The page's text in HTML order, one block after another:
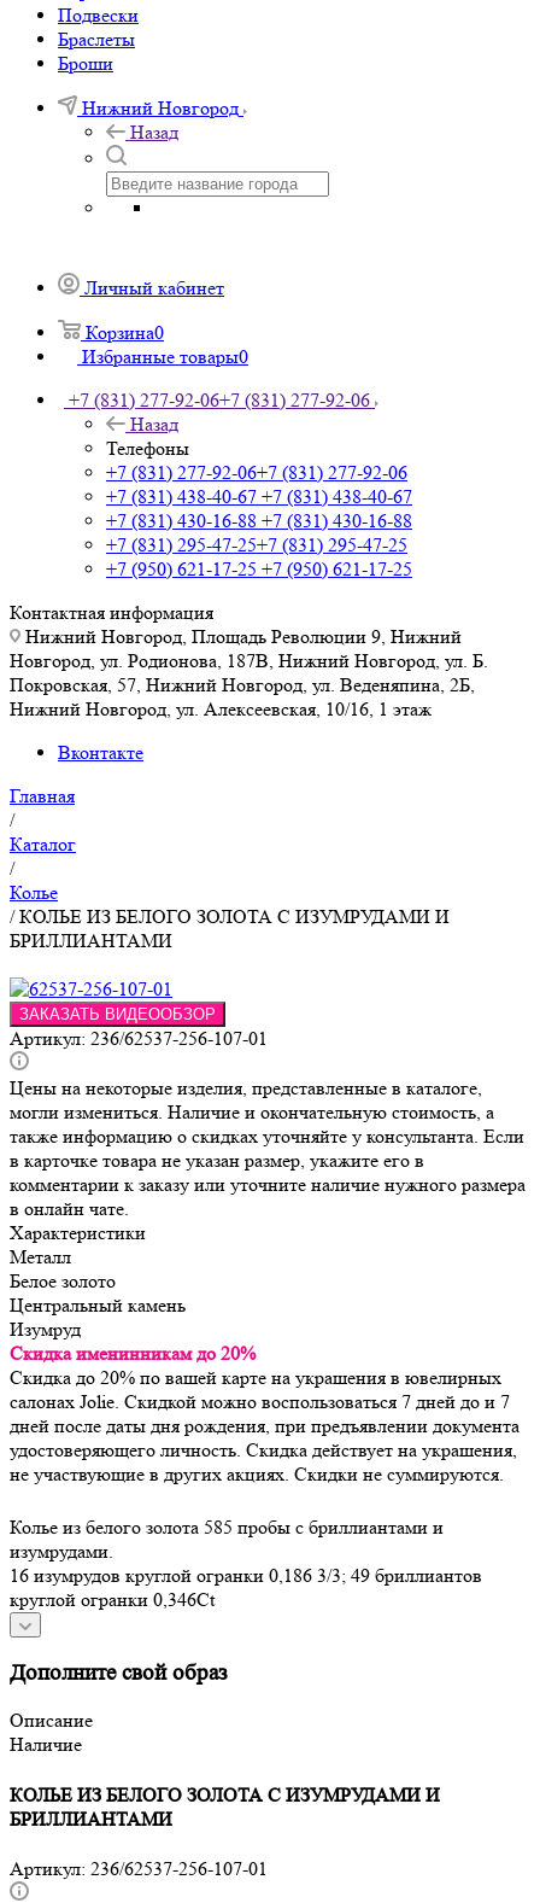
Подвески
Браслеты
Броши
Нижний Новгород
Назад
Личный кабинет
Корзина0
Избранные товары0
+7 (831) 277-92-06+7 (831) 277-92-06
Назад
Телефоны
+7 (831) 277-92-06+7 (831) 277-92-06
+7 (831) 438-40-67 +7 (831) 438-40-67
+7 (831) 430-16-88 +7 (831) 430-16-88
+7 (831) 295-47-25+7 (831) 295-47-25
+7 (950) 621-17-25 +7 (950) 621-17-25
Контактная информация
Нижний Новгород, Площадь Революции 9, Нижний
Новгород, ул. Родионова, 187В, Нижний Новгород, ул. Б.
Покровская, 57, Нижний Новгород, ул. Веденяпина, 2Б,
Нижний Новгород, ул. Алексеевская, 10/16, 1 этаж
Вконтакте
Главная
/
Каталог
/
Колье
/КОЛЬЕ ИЗ БЕЛОГО ЗОЛОТА С ИЗУМРУДАМИ И
БРИЛЛИАНТАМИ
ЗАКАЗАТЬ ВИДЕООБЗОР
Артикул: 236/62537-256-107-01
Цены на некоторые изделия, представленные в каталоге,
могли измениться. Наличие и окончательную стоимость, а
также информацию о скидках уточняйте у консультанта. Если
в карточке товара не указан размер, укажите его в
комментарии к заказу или уточните наличие нужного размера
в онлайн чате.
Характеристики
Металл
Белое золото
Центральный камень
Изумруд
Скидка именинникам до 20%
Скидка до 20% по вашей карте на украшения в ювелирных
салонах Jolie. Скидкой можно воспользоваться 7 дней до и 7
дней после даты дня рождения, при предъявлении документа
удостоверяющего личность. Скидка действует на украшения,
не участвующие в других акциях. Скидки не суммируются.
Колье из белого золота 585 пробы с бриллиантами и
изумрудами.
16 изумрудов круглой огранки 0,186 3/3; 49 бриллиантов
круглой огранки 0,346Ct
Дополните свой образ
Описание
Наличие
КОЛЬЕ ИЗ БЕЛОГО ЗОЛОТА С ИЗУМРУДАМИ И
БРИЛЛИАНТАМИ
Артикул: 236/62537-256-107-01